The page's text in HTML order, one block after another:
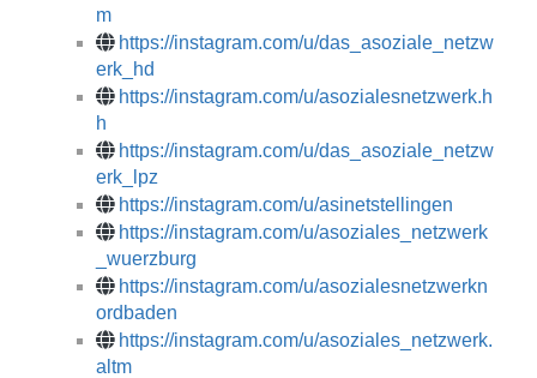
m
https://instagram.com/u/das_asoziale_netzw
erk_hd
https://instagram.com/u/asozialesnetzwerk.h
h
https://instagram.com/u/das_asoziale_netzw
erk_lpz
https://instagram.com/u/asinetstellingen
https://instagram.com/u/asoziales_netzwerk
_wuerzburg
https://instagram.com/u/asozialesnetzwerkn
ordbaden
https://instagram.com/u/asoziales_netzwerk.
altm